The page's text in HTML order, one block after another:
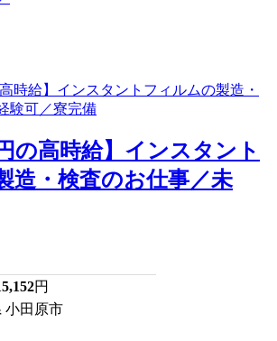
の高時給】インスタント
造・検査のお仕事／未
円
小田原市